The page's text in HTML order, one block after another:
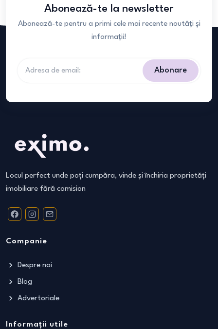
Abonează-te la newsletter
Abonează-te pentru a primi cele mai recente noutăți și
informații!
Abonare
Locul perfect unde poți cumpăra, vinde și închiria proprietăți
imobiliare fără comision
Companie
Despre noi
Blog
Advertoriale
Informații utile